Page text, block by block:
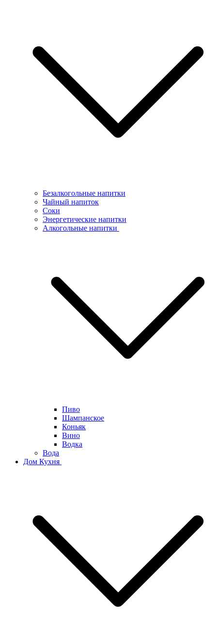
Безалкогольные напитки
Чайный напиток
Соки
Энергетические напитки
Алкогольные напитки
Пиво
Шампанское
Коньяк
Вино
Водка
Вода
Дом Кухня